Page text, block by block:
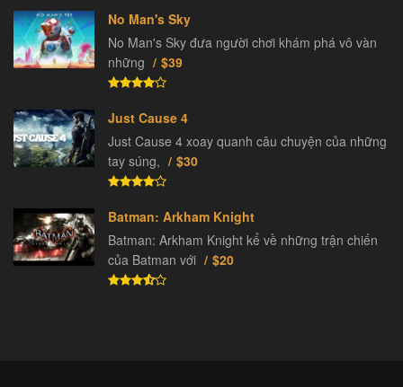
No Man's Sky
No Man's Sky đưa người chơi khám phá vô vàn
những
$39
Just Cause 4
Just Cause 4 xoay quanh câu chuyện của những
tay súng,
$30
Batman: Arkham Knight
Batman: Arkham Knight kể về những trận chiến
của Batman với
$20